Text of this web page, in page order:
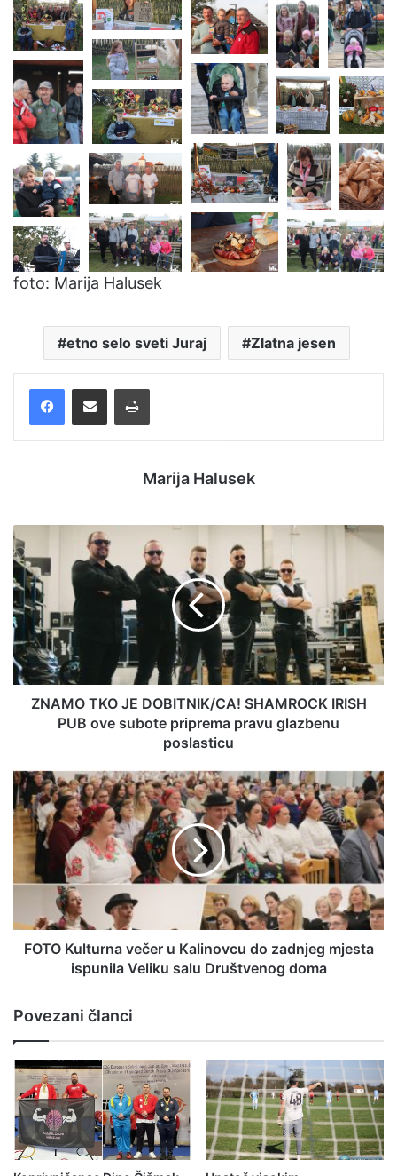
foto: Marija Halusek
etno selo sveti Juraj Zlatna jesen
Marija Halusek
ZNAMO TKO JE DOBITNIK/CA! SHAMROCK IRISH
PUB ove subote priprema pravu glazbenu
poslasticu
FOTO Kulturna večer u Kalinovcu do zadnjeg mjesta
ispunila Veliku salu Društvenog doma
Povezani članci